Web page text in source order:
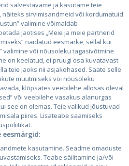
CVbankas.lt
Kainos.lt
salvestavame ja kasutame teie
sirvimisandmeid või kordumatuid
valimine võimaldab
jaotises „Meie ja meie partnerid
näidatud eesmärke, sellal kui
valimine või nõusoleku tagasivõtmine
on keelatud, ei pruugi osa kuvatavast
teie jaoks nii asjakohased. Saate selle
muutmiseks või nõusoleku
klõpsates veebilehe allosas oleval
või veebilehe vasakus alanurgas
see on olemas. Teie valikud jõustuvad
piires. Lisateabe saamiseks
kasutamine. Seadme omaduste
Teabe säilitamine ja/või